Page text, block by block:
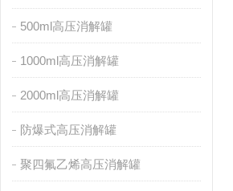
500ml高压消解罐
1000ml高压消解罐
2000ml高压消解罐
防爆式高压消解罐
聚四氟乙烯高压消解罐